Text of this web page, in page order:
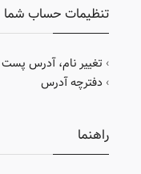
تنظیمات حساب شما
› تغییر نام، آدرس پست
› دفترچه آدرس
راهنما